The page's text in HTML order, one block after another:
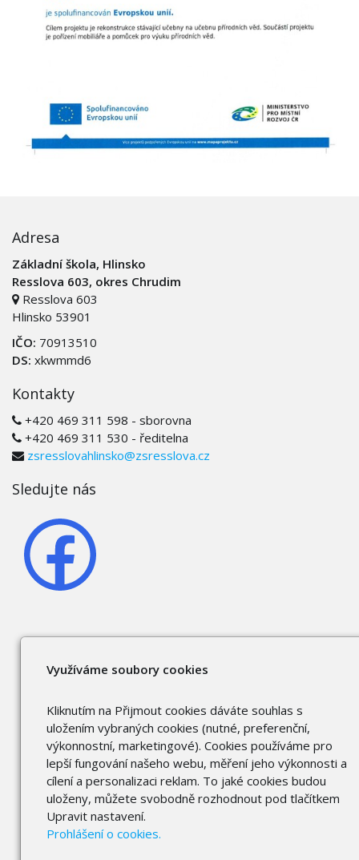
Adresa
Základní škola, Hlinsko
Resslova 603, okres Chrudim
Resslova 603
Hlinsko 53901
IČO: 70913510
DS: xkwmmd6
Kontakty
+420 469 311 598 - sborovna
+420 469 311 530 - ředitelna
zsresslovahlinsko@zsresslova.cz
Sledujte nás
Využíváme soubory cookies
Kliknutím na Přijmout cookies dáváte souhlas s
uložením vybraných cookies (nutné, preferenční,
výkonnostní, marketingové). Cookies používáme pro
lepší fungování našeho webu, měření jeho výkonnosti a
cílení a personalizaci reklam. To jaké cookies budou
uloženy, můžete svobodně rozhodnout pod tlačítkem
Upravit nastavení.
Prohlášení o cookies.